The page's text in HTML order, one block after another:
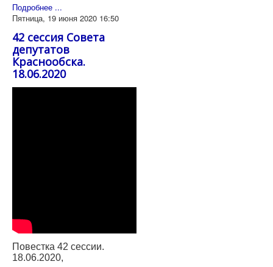
Подробнее ...
Пятница, 19 июня 2020 16:50
42 сессия Совета
депутатов
Краснообска.
18.06.2020
Повестка 42 сессии.
18.06.2020,